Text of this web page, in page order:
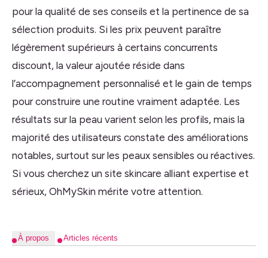
pour la qualité de ses conseils et la pertinence de sa
sélection produits. Si les prix peuvent paraître
légèrement supérieurs à certains concurrents
discount, la valeur ajoutée réside dans
l’accompagnement personnalisé et le gain de temps
pour construire une routine vraiment adaptée. Les
résultats sur la peau varient selon les profils, mais la
majorité des utilisateurs constate des améliorations
notables, surtout sur les peaux sensibles ou réactives.
Si vous cherchez un site skincare alliant expertise et
sérieux, OhMySkin mérite votre attention.
À propos Articles récents